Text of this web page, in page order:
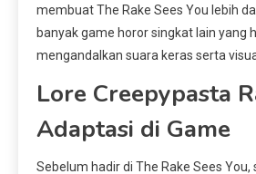
membuat The Rake Sees You lebih
banyak game horor singkat lain yang
mengandalkan suara keras serta
Lore Creepypasta
Adaptasi di Game
Sebelum hadir di The Rake Sees You,